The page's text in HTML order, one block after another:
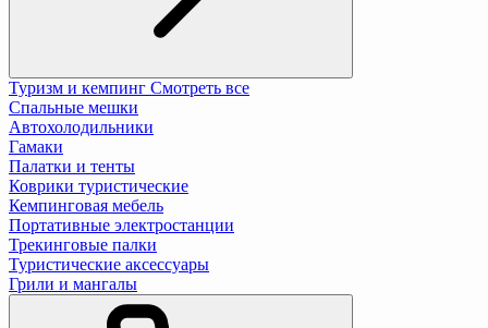
Туризм и кемпинг Смотреть все
Спальные мешки
Автохолодильники
Гамаки
Палатки и тенты
Коврики туристические
Кемпинговая мебель
Портативные электростанции
Трекинговые палки
Туристические аксессуары
Грили и мангалы